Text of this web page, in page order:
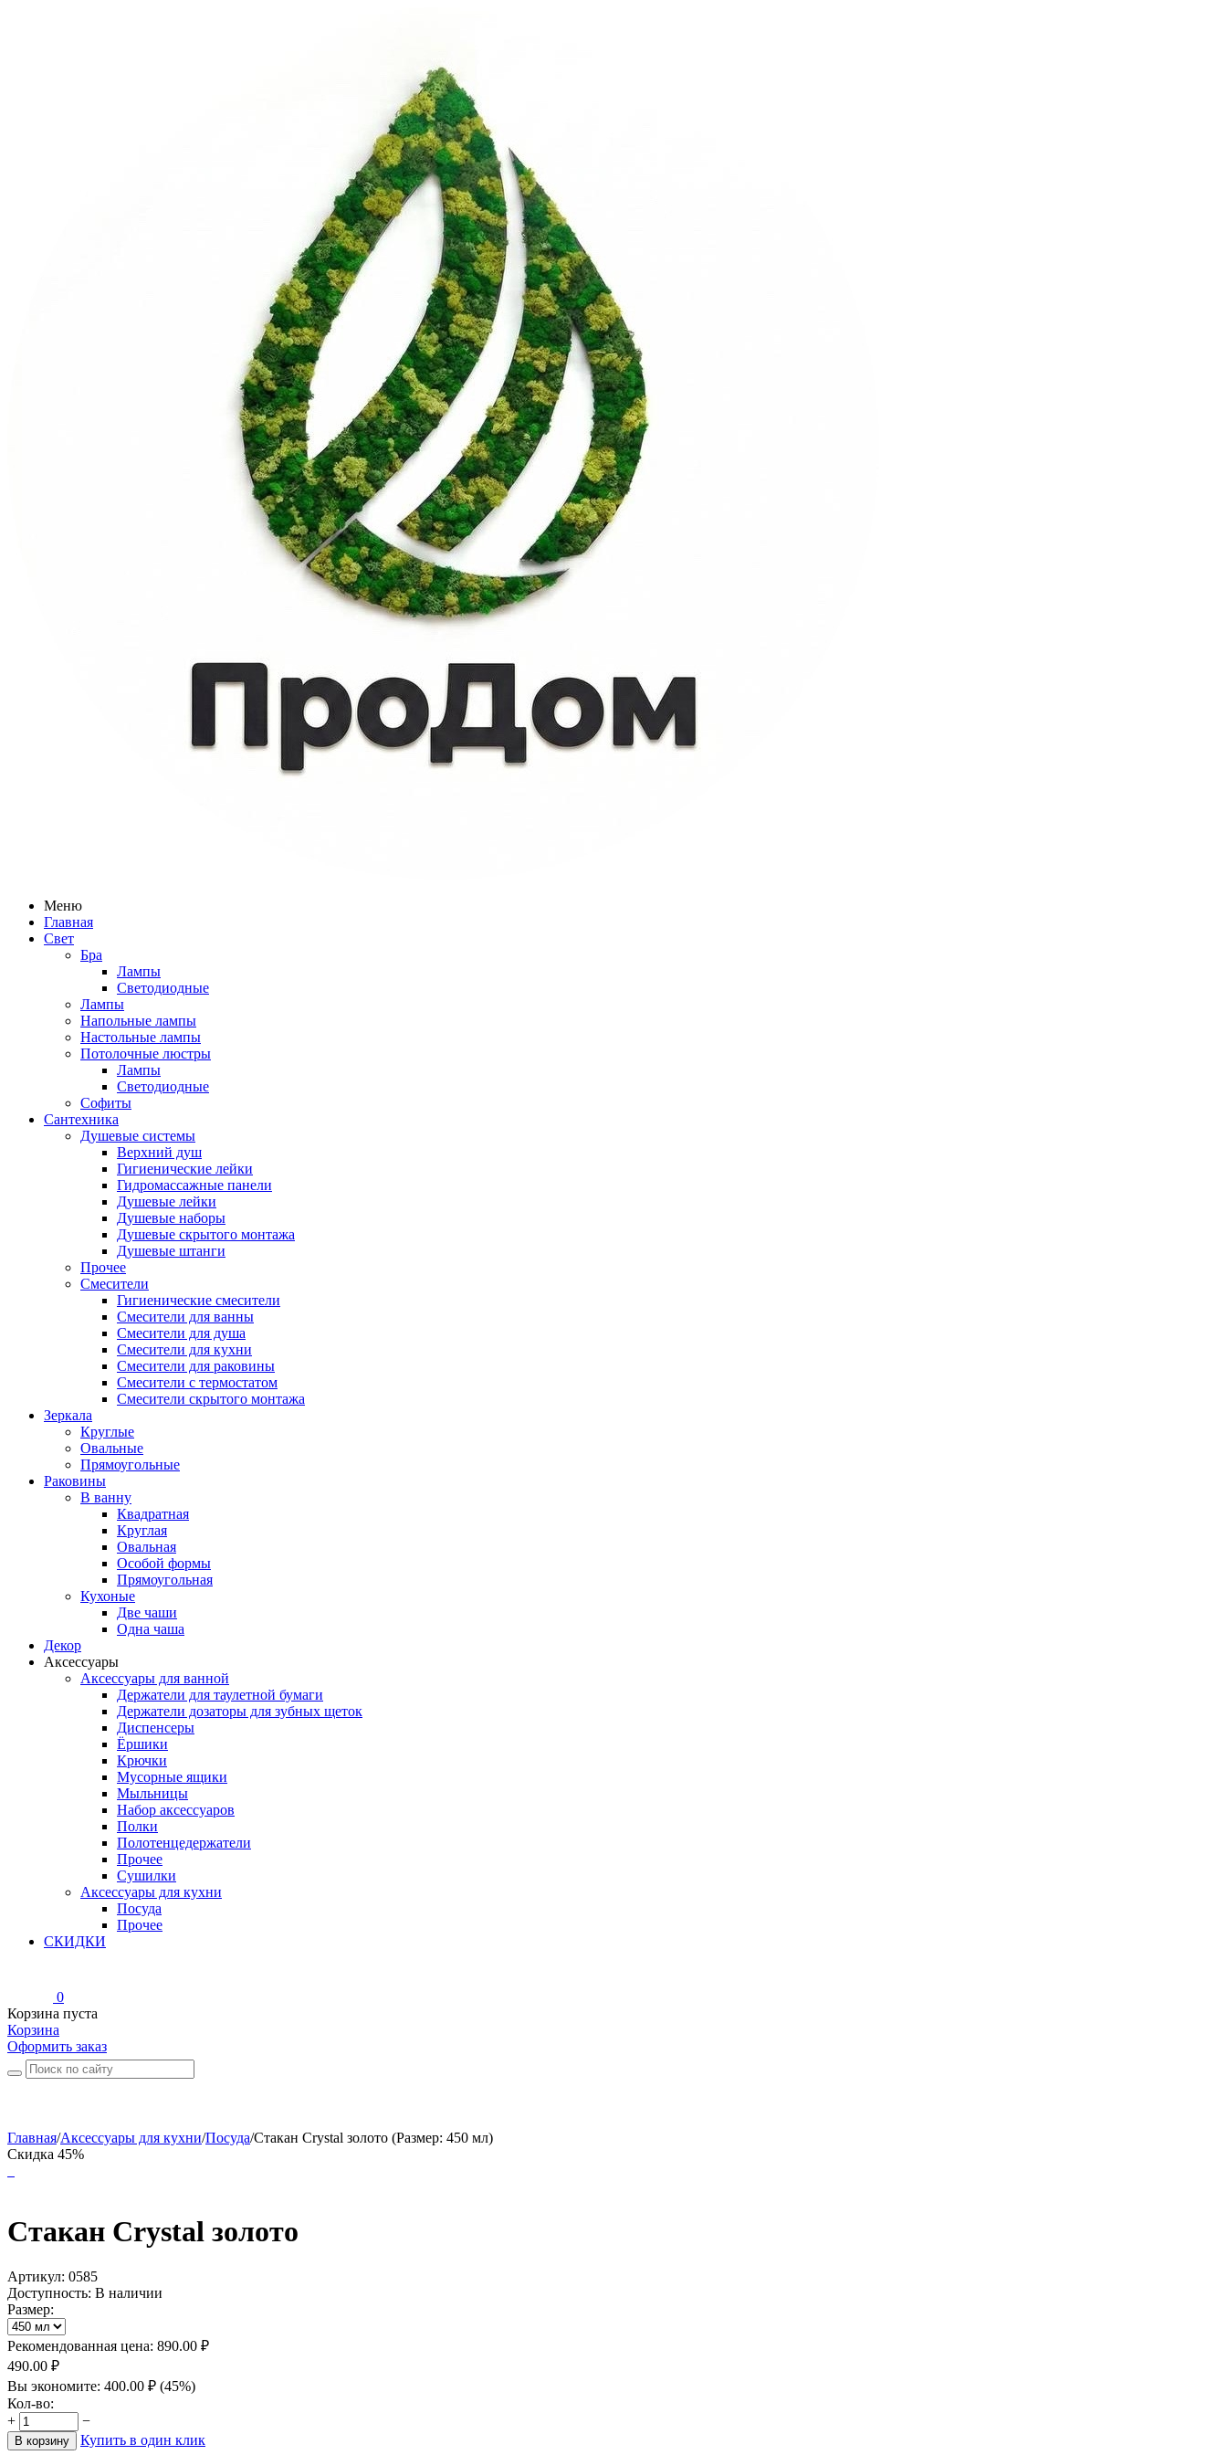
Меню
Главная
Свет
Бра
Лампы
Светодиодные
Лампы
Напольные лампы
Настольные лампы
Потолочные люстры
Лампы
Светодиодные
Софиты
Сантехника
Душевые системы
Верхний душ
Гигиенические лейки
Гидромассажные панели
Душевые лейки
Душевые наборы
Душевые скрытого монтажа
Душевые штанги
Прочее
Смесители
Гигиенические смесители
Смесители для ванны
Смесители для душа
Смесители для кухни
Смесители для раковины
Смесители с термостатом
Смесители скрытого монтажа
Зеркала
Круглые
Овальные
Прямоугольные
Раковины
В ванну
Квадратная
Круглая
Овальная
Особой формы
Прямоугольная
Кухоные
Две чаши
Одна чаша
Декор
Аксессуары
Аксессуары для ванной
Держатели для таулетной бумаги
Держатели дозаторы для зубных щеток
Диспенсеры
Ёршики
Крючки
Мусорные ящики
Мыльницы
Набор аксессуаров
Полки
Полотенцедержатели
Прочее
Сушилки
Аксессуары для кухни
Посуда
Прочее
СКИДКИ
0
Корзина пуста
Корзина
Оформить заказ
Главная/Аксессуары для кухни/Посуда/Стакан Crystal золото (Размер: 450 мл)
Скидка 45%
Стакан Crystal золото
Артикул: 0585
Доступность: В наличии
Размер:
Рекомендованная цена: 890.00 ₽
490.00 ₽
Вы экономите: 400.00 ₽ (45%)
Кол-во:
+
−
В корзину Купить в один клик